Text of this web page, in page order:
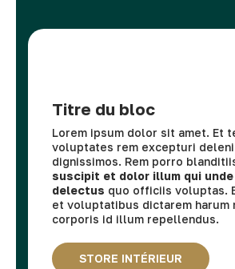
Titre du bloc
Lorem ipsum dolor sit amet. Et
voluptates rem excepturi
dignissimos. Rem porro
suscipit et dolor illum qui unde
delectus quo officiis voluptas.
et voluptatibus dictarem harum
corporis id illum repellendus.
STORE INTÉRIEUR